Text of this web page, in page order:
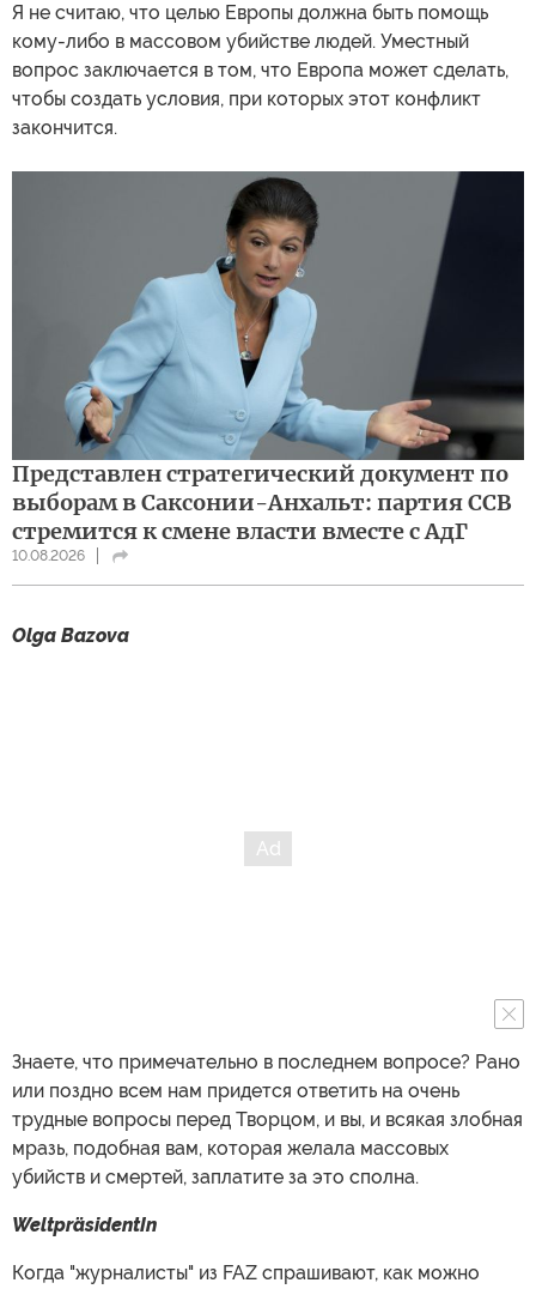
Я не считаю, что целью Европы должна быть помощь
кому-либо в массовом убийстве людей. Уместный
вопрос заключается в том, что Европа может сделать,
чтобы создать условия, при которых этот конфликт
закончится.
Представлен стратегический документ по
выборам в Саксонии-Анхальт: партия ССВ
стремится к смене власти вместе с АдГ
10.08.2026
Olga Bazova
Знаете, что примечательно в последнем вопросе? Рано
или поздно всем нам придется ответить на очень
трудные вопросы перед Творцом, и вы, и всякая злобная
мразь, подобная вам, которая желала массовых
убийств и смертей, заплатите за это сполна.
WeltpräsidentIn
Когда "журналисты" из FAZ спрашивают, как можно